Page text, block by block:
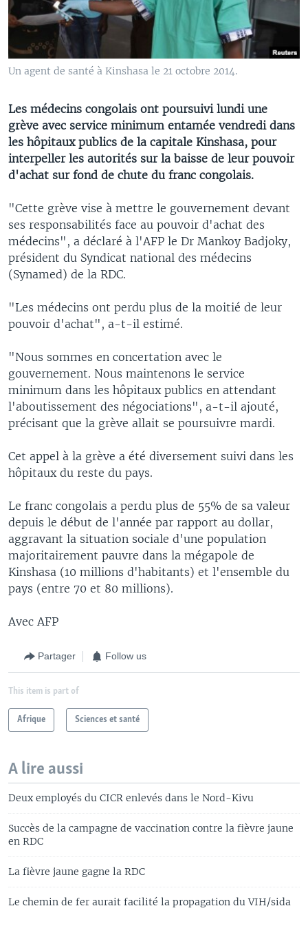
Un agent de santé à Kinshasa le 21 octobre 2014.
Les médecins congolais ont poursuivi lundi une
grève avec service minimum entamée vendredi dans
les hôpitaux publics de la capitale Kinshasa, pour
interpeller les autorités sur la baisse de leur pouvoir
d'achat sur fond de chute du franc congolais.
"Cette grève vise à mettre le gouvernement devant
ses responsabilités face au pouvoir d'achat des
médecins", a déclaré à l'AFP le Dr Mankoy Badjoky,
président du Syndicat national des médecins
(Synamed) de la RDC.
"Les médecins ont perdu plus de la moitié de leur
pouvoir d'achat", a-t-il estimé.
"Nous sommes en concertation avec le
gouvernement. Nous maintenons le service
minimum dans les hôpitaux publics en attendant
l'aboutissement des négociations", a-t-il ajouté,
précisant que la grève allait se poursuivre mardi.
Cet appel à la grève a été diversement suivi dans les
hôpitaux du reste du pays.
Le franc congolais a perdu plus de 55% de sa valeur
depuis le début de l'année par rapport au dollar,
aggravant la situation sociale d'une population
majoritairement pauvre dans la mégapole de
Kinshasa (10 millions d'habitants) et l'ensemble du
pays (entre 70 et 80 millions).
Avec AFP
Partager Follow us
This item is part of
Afrique Sciences et santé
A lire aussi
Deux employés du CICR enlevés dans le Nord-Kivu
Succès de la campagne de vaccination contre la fièvre jaune
en RDC
La fièvre jaune gagne la RDC
Le chemin de fer aurait facilité la propagation du VIH/sida